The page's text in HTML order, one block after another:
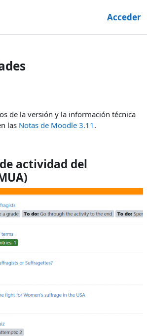
Acceder
de la versión y la información técnica
las Notas de Moodle 3.11 .
actividad del